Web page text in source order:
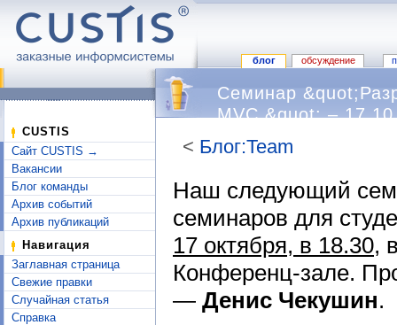
блог обсуждение
CUSTIS
Сайт CUSTIS →
Вакансии
Блог команды
Архив событий
Архив публикаций
Навигация
Заглавная страница
Свежие правки
Случайная статья
Справка
Семинар
MVC &quot; –
< Блог:Team
Наш следующий
семинаров для
17 октября, в 18.30,
Конференц-зале.
— Денис Чекушин.